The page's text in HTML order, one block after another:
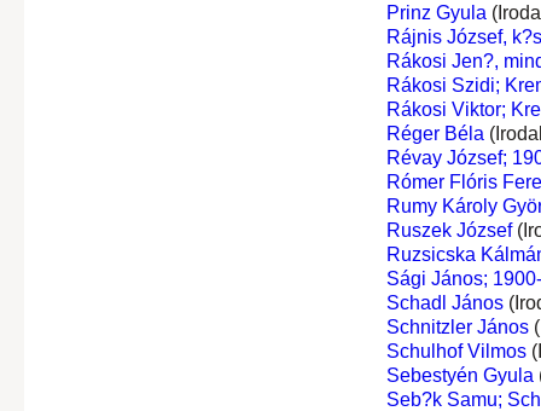
Prinz Gyula
Rájnis József,
Rákosi Jen?,
Rákosi Szidi;
Rákosi Viktor;
Réger Béla
Révay József;
Rómer Flóris
Rumy Károly
Ruszek József
Ruzsicska
Sági János;
Schadl János
Schnitzler János
Schulhof Vilmos
Sebestyén Gyula
Seb?k Samu;